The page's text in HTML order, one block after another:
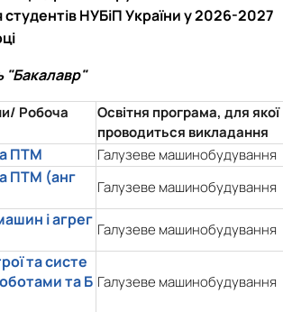
НУБіП України у 2026-2027
"Бакалавр"
/ Робоча
Освітня програма, для якої
проводиться викладання
ПТМ Галузеве машинобудування
ПТМ (анг
Галузеве машинобудування
і агрег
Галузеве машинобудування
та систе
та Б Галузеве машинобудування